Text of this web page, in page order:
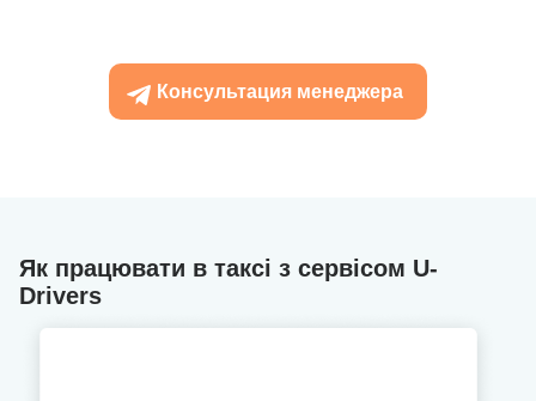
Консультация менеджера
Як працювати в таксі з сервісом U-
Drivers